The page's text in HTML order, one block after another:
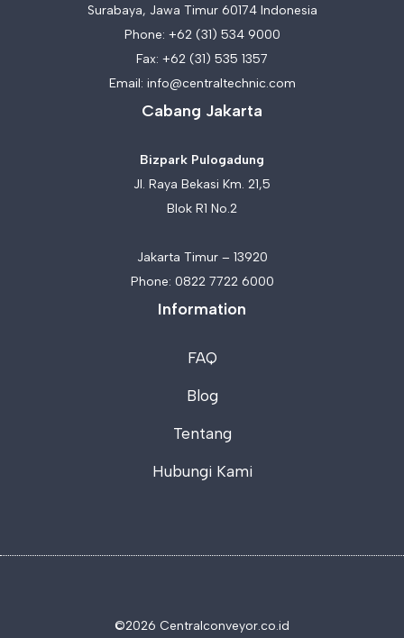
Surabaya, Jawa Timur 60174 Indonesia
Phone: +62 (31) 534 9000
Fax: +62 (31) 535 1357
Email: info@centraltechnic.com
Cabang Jakarta
Bizpark Pulogadung
Jl. Raya Bekasi Km. 21,5
Blok R1 No.2
Jakarta Timur – 13920
Phone: 0822 7722 6000
Information
FAQ
Blog
Tentang
Hubungi Kami
©2026 Centralconveyor.co.id